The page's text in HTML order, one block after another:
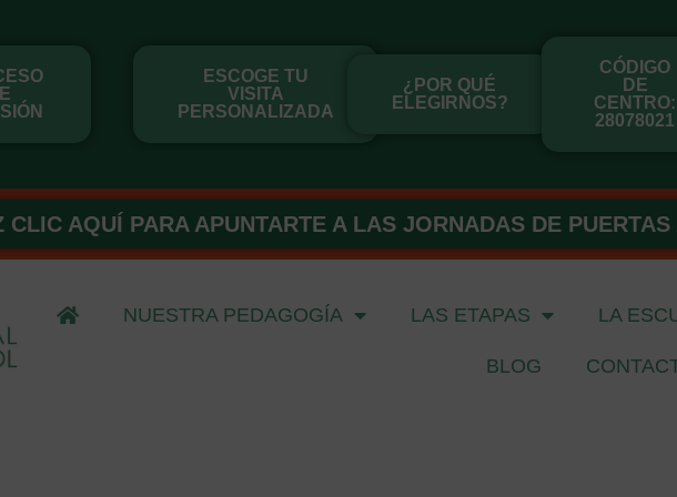
ESCOGE TU
VISITA
PERSONALIZADA
¿POR QUÉ
ELEGIRNOS?
CÓDIGO
DE
CENTRO:
28078021
CLIC AQUÍ PARA APUNTARTE A LAS JORNADAS DE
NUESTRA PEDAGOGÍA LAS ETAPAS LA
BLOG